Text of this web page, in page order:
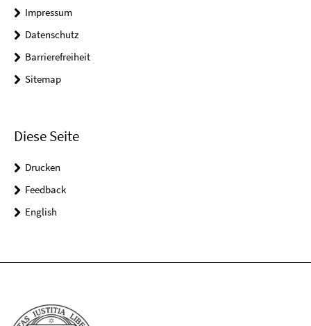
Impressum
Datenschutz
Barrierefreiheit
Sitemap
Diese Seite
Drucken
Feedback
English